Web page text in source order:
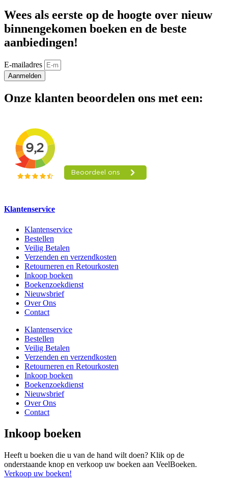
Wees als eerste op de hoogte over nieuw
binnengekomen boeken en de beste
aanbiedingen!
E-mailadres
Aanmelden
Onze klanten beoordelen ons met een:
Klantenservice
Klantenservice
Bestellen
Veilig Betalen
Verzenden en verzendkosten
Retourneren en Retourkosten
Inkoop boeken
Boekenzoekdienst
Nieuwsbrief
Over Ons
Contact
Klantenservice
Bestellen
Veilig Betalen
Verzenden en verzendkosten
Retourneren en Retourkosten
Inkoop boeken
Boekenzoekdienst
Nieuwsbrief
Over Ons
Contact
Inkoop boeken
Heeft u boeken die u van de hand wilt doen? Klik op de
onderstaande knop en verkoop uw boeken aan VeelBoeken.
Verkoop uw boeken!